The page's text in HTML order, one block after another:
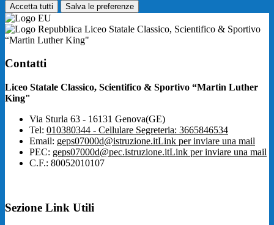
Accetta tutti Salva le preferenze
Liceo Statale Classico, Scientifico & Sportivo
“Martin Luther King"
Contatti
Liceo Statale Classico, Scientifico & Sportivo “Martin Luther
King"
Via Sturla 63 - 16131 Genova(GE)
Tel: 010380344 - Cellulare Segreteria: 3665846534
Email: geps07000d@istruzione.itLink per inviare una mail
PEC: geps07000d@pec.istruzione.itLink per inviare una mail
C.F.: 80052010107
Sezione Link Utili